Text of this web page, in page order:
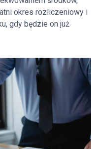
okres rozliczeniowy i
gdy będzie on już